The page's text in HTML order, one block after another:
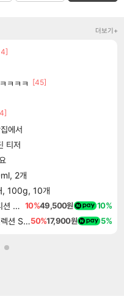
더보기+
ㅋㅋㅋ
[45]
에서
티저
2개
, 100g, 10개
드래곤소드 어웨이크닝 디럭스 에디션 DragonSword Awakening Deluxe Edition 10%49,500원 10%
시드 마이어의 문명 7 힘의 파도 컬렉션 Sid Meier's Civilization VII Tides of Power Collection DLC50%17,900원 5%